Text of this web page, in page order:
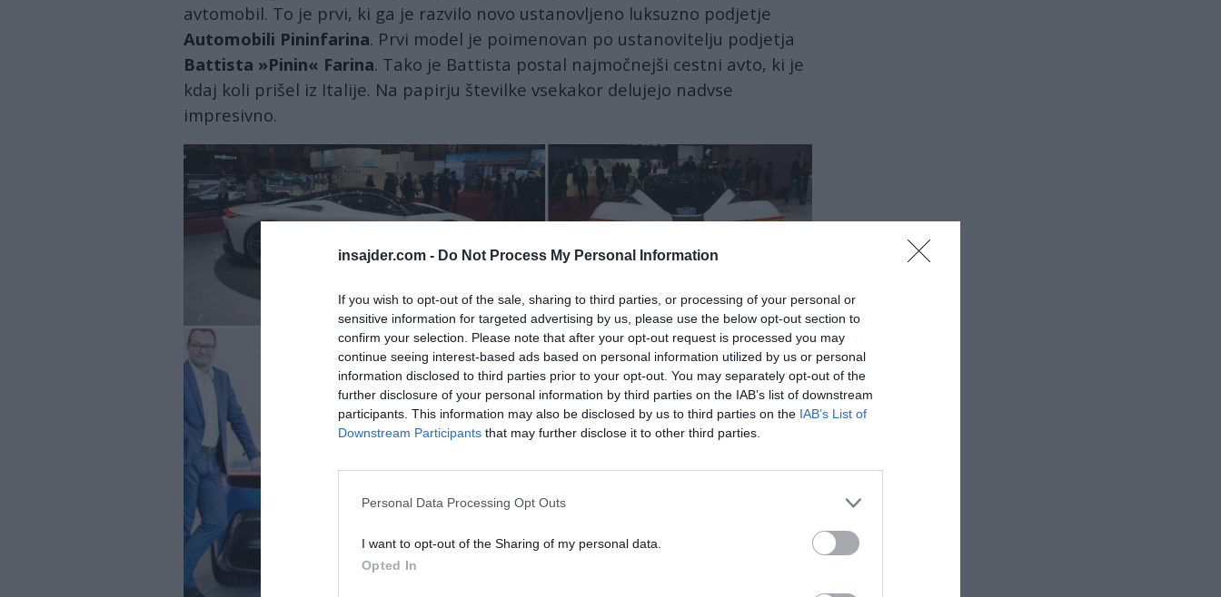
insajder.com - Do Not Process My Personal Information
If you wish to opt-out of the sale, sharing to third parties, or processing of your personal or
sensitive information for targeted advertising by us, please use the below opt-out section to
confirm your selection. Please note that after your opt-out request is processed you may
continue seeing interest-based ads based on personal information utilized by us or personal
information disclosed to third parties prior to your opt-out. You may separately opt-out of the
further disclosure of your personal information by third parties on the IAB’s list of downstream
participants. This information may also be disclosed by us to third parties on the IAB’s List of
Downstream Participants that may further disclose it to other third parties.
Personal Data Processing Opt Outs
I want to opt-out of the Sharing of my personal data.
Opted In
avtomobil. To je prvi, ki ga je razvilo novo ustanovljeno luksuzno podjetje
Automobili Pininfarina. Prvi model je poimenovan po ustanovitelju podjetja
Battista »Pinin« Farina. Tako je Battista postal najmočnejši cestni avto, ki je
kdaj koli prišel iz Italije. Na papirju številke vsekakor delujejo nadvse
impresivno.